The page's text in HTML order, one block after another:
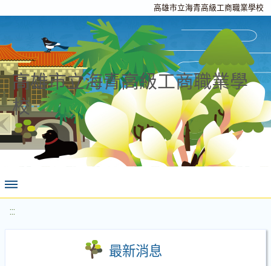
高雄市立海青高級工商職業學校
高雄市立海青高級工商職業學
校
:::
最新消息